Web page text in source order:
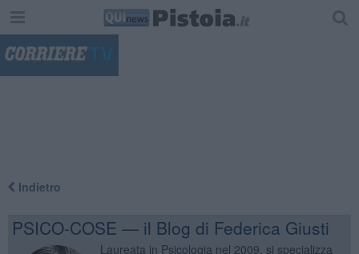
Indietro
PSICO-COSE — il Blog di Federica Giusti
Laureata in Psicologia nel 2009, si specializza